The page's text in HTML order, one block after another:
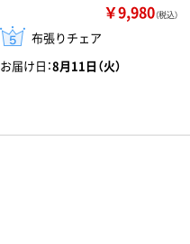
￥9,980（税込）
布張りチェア
お届け日：8月11日（火）